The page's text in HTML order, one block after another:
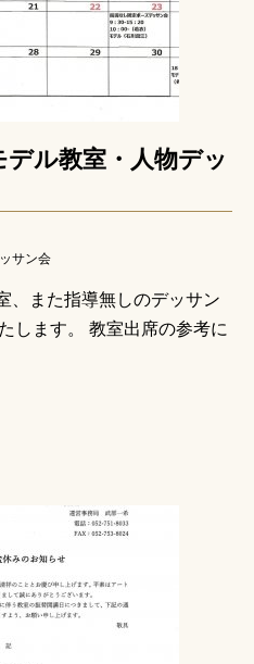
ル教室・人物デッ
サン会
、また指導無しのデッサン
します。 教室出席の参考に